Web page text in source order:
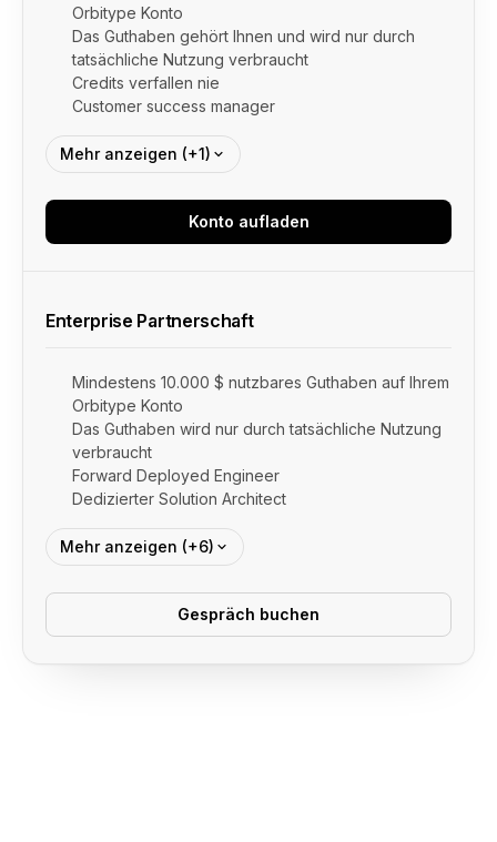
Orbitype Konto
Das Guthaben gehört Ihnen und wird nur durch
tatsächliche Nutzung verbraucht
Credits verfallen nie
Customer success manager
Mehr anzeigen (+1)
Konto aufladen
Enterprise Partnerschaft
Mindestens 10.000 $ nutzbares Guthaben auf Ihrem
Orbitype Konto
Das Guthaben wird nur durch tatsächliche Nutzung
verbraucht
Forward Deployed Engineer
Dedizierter Solution Architect
Mehr anzeigen (+6)
Gespräch buchen